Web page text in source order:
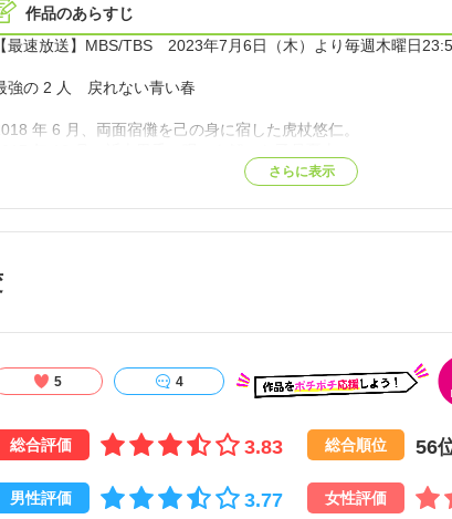
作品のあらすじ
【最速放送】MBS/TBS 2023年7月6日（木）より毎週木曜日
強の 2 人 戻れない青い春
年 6 月、両面宿儺を己の身に宿した虎杖悠仁。
術師として活躍し、向かうところ敵のない 2 人の元に、不死の
術界の要・天元からの依頼が届く。
の少女の「護衛」と「抹消」。
術界存続の為の護衛任務へと赴くことになった 2 人だが、
こに伏黒を名乗る“術師殺し”が“星漿体”の暗殺を狙い介入する...。
を違えた 2 人の過去が明かされる—。【公式サイト他参照】
さらに表示
5 4
総合評価 3.83 総合順位 56
男性評価 3.77 女性評価